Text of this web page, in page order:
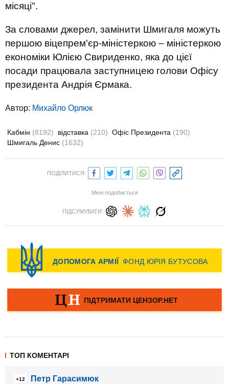
місяці".
За словами джерел, замінити Шмигаля можуть
першою віцепрем'єр-міністеркою – міністеркою
економіки Юлією Свириденко, яка до цієї
посади працювала заступницею голови Офісу
президента Андрія Єрмака.
Автор: Михайло Орлюк
Кабмін (8192) відставка (210) Офіс Президента (190)
Шмигаль Денис (1632)
ПОДІЛИТИСЯ:
Мені подобається
ПІДСУМУВАТИ:
ТОП КОМЕНТАРІ
+12 Петр Гарасимюк